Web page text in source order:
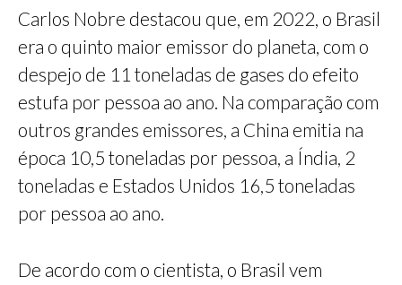
Carlos Nobre destacou que, em 2022, o Brasil
era o quinto maior emissor do planeta, com o
despejo de 11 toneladas de gases do efeito
estufa por pessoa ao ano. Na comparação com
outros grandes emissores, a China emitia na
época 10,5 toneladas por pessoa, a Índia, 2
toneladas e Estados Unidos 16,5 toneladas
por pessoa ao ano.
De acordo com o cientista, o Brasil vem